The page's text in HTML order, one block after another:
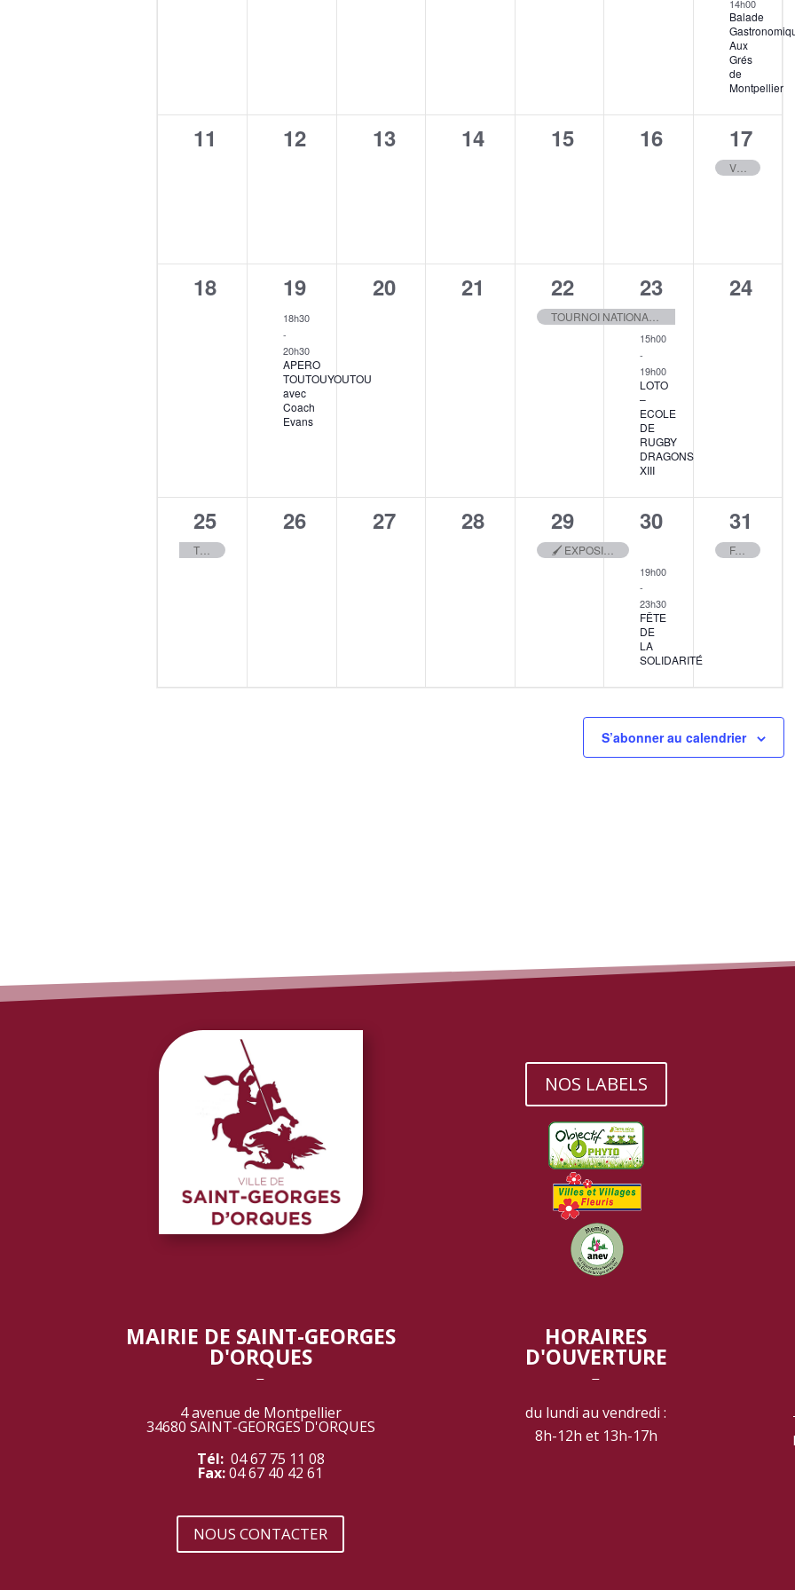
Balade
Aux
Grés
de
Montpellier
0
11
0
12
0
13
0
14
0
15
0
évènement,
16
1
17
VIDE GRENIER DU CLUB TAURIN
0
évènement,
18
1
évènement,
19
18h30
-
20h30
APERO
TOUTOUYOUTOU
avec
Coach
Evans
0
20
0
évènement,
21
1
évènement,
22
TOURNOI NATIONAL JEAN-LOUIS GASSET
2
évènements,
23
15h00
-
19h00
LOTO
–
ECOLE
DE
RUGBY
DRAGONS
XIII
1
24
1
évènement,
25
0
26
0
27
0
évènement,
28
1
évènement,
29
🖌️ EXPOSITION DES ATELIERS D’ART 🎨
2
évènements,
30
19h00
-
23h30
FÊTE
DE
LA
SOLIDARITÉ
1
31
FAITES DU SPORT 2026
S’abonner au calendrier
NOS LABELS
MAIRIE DE SAINT-GEORGES
D'ORQUES
‾
4 avenue de Montpellier
34680 SAINT-GEORGES D'ORQUES
Tél: 04 67 75 11 08
Fax:04 67 40 42 61
NOUS CONTACTER
HORAIRES
D'OUVERTURE
‾
du lundi au vendredi :
8h-12h et 13h-17h